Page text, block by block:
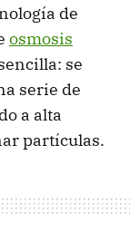
de
osmosis
se
serie de
a alta
partículas.